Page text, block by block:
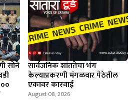
सोने सार्वजनिक शांततेचा भंग
केल्याप्रकरणी मंगळवार पेठेतील
एकावर कारवाई
August 08, 2026